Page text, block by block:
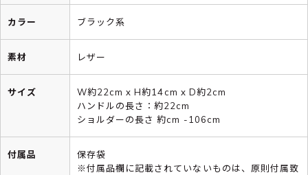
カラー ブラック系
素材 レザー
サイズ
W約22cm x H約14cm x D約2cm
ハンドルの長さ：約22cm
ショルダーの長さ 約cm -106cm
付属品
保存袋
※付属品欄に記載されていないものは、原則付属致